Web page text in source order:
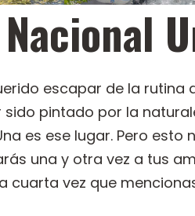
escapar de la rutina
pintado por la
es ese lugar. Pero esto
una y otra vez a tus
cuarta vez que